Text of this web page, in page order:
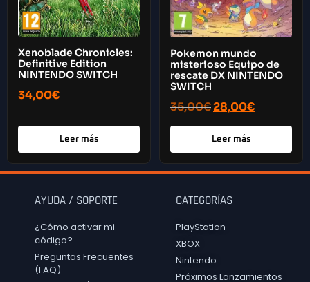
Xenoblade Chronicles:
Definitive Edition
NINTENDO SWITCH
34,00€
Leer más
Pokemon mundo
misterioso Equipo de
rescate DX NINTENDO
SWITCH
35,00€28,00€
Leer más
AYUDA / SOPORTE
¿Cómo activar mi
código?
Preguntas Frecuentes
(FAQ)
CATEGORÍAS
PlayStation
XBOX
Nintendo
Próximos Lanzamientos